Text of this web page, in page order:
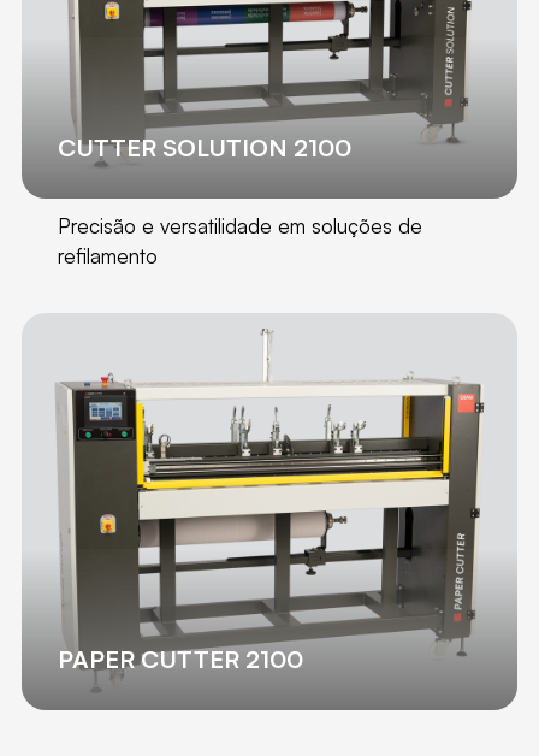
CUTTER SOLUTION 2100
Precisão e versatilidade em soluções de
refilamento
PAPER CUTTER 2100